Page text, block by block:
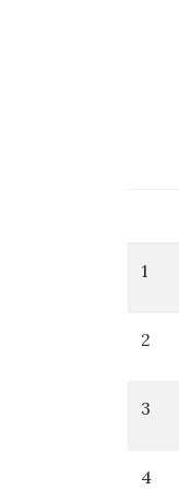
1
2
3
4